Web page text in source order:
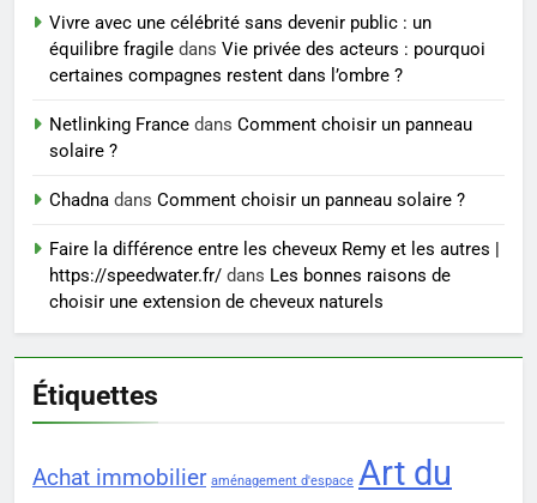
7
Prévenir les chutes chez les
exercices
BIEN ÊTRE
8
trouver un accompagnement
sérieux à un tarif juste ?
BIEN ÊTRE
Vivre avec une célébrité sans devenir public : un
équilibre fragile dans Vie privée des acteurs : pourquoi
certaines compagnes restent dans l’ombre ?
Netlinking France dans Comment choisir un panneau
solaire ?
Chadna dans Comment choisir un panneau solaire ?
Faire la différence entre les cheveux Remy et les autres |
https://speedwater.fr/ dans Les bonnes raisons de
choisir une extension de cheveux naturels
Étiquettes
Achat immobilier aménagement d'espace Art du